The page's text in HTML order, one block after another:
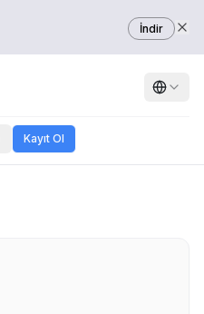
İndir
Kayıt Ol